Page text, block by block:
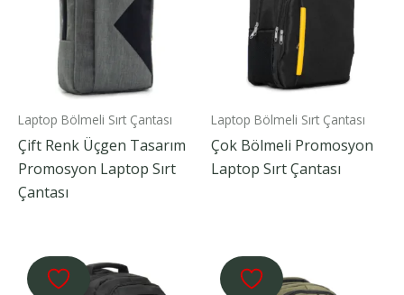
Laptop Bölmeli Sırt Çantası
Çift Renk Üçgen Tasarım
Promosyon Laptop Sırt
Çantası
Laptop Bölmeli Sırt Çantası
Çok Bölmeli Promosyon
Laptop Sırt Çantası